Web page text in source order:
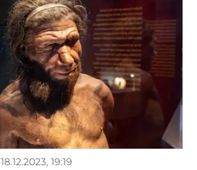
18.12.2023, 19:19